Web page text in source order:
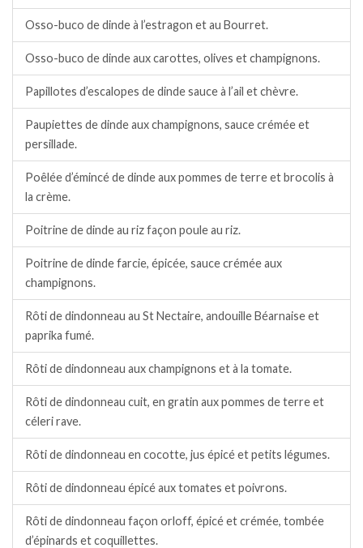
Osso-buco de dinde à l’estragon et au Bourret.
Osso-buco de dinde aux carottes, olives et champignons.
Papillotes d’escalopes de dinde sauce à l’ail et chèvre.
Paupiettes de dinde aux champignons, sauce crémée et
persillade.
Poêlée d’émincé de dinde aux pommes de terre et brocolis à
la crème.
Poitrine de dinde au riz façon poule au riz.
Poitrine de dinde farcie, épicée, sauce crémée aux
champignons.
Rôti de dindonneau au St Nectaire, andouille Béarnaise et
paprika fumé.
Rôti de dindonneau aux champignons et à la tomate.
Rôti de dindonneau cuit, en gratin aux pommes de terre et
céleri rave.
Rôti de dindonneau en cocotte, jus épicé et petits légumes.
Rôti de dindonneau épicé aux tomates et poivrons.
Rôti de dindonneau façon orloff, épicé et crémée, tombée
d’épinards et coquillettes.